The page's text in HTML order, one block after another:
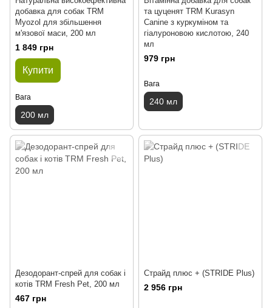
добавка для собак TRM
Myozol для збільшення
м'язової маси, 200 мл
1 849 грн
Купити
Вага
200 мл
та цуценят TRM Kurasyn
Canine з куркуміном та
гіалуроновою кислотою, 240
мл
979 грн
Вага
240 мл
Дезодорант-спрей для собак і
котів TRM Fresh Pet, 200 мл
467 грн
Страйд плюс + (STRIDE Plus)
2 956 грн